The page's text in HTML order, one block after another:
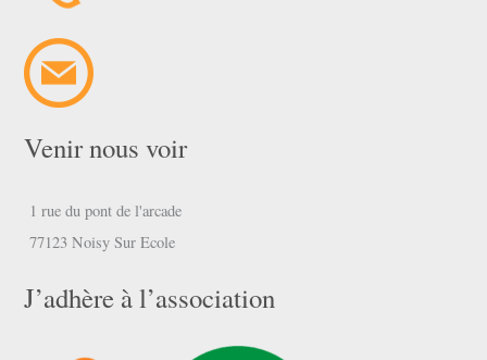
Venir nous voir
1 rue du pont de l'arcade
77123 Noisy Sur Ecole
J’adhère à l’association